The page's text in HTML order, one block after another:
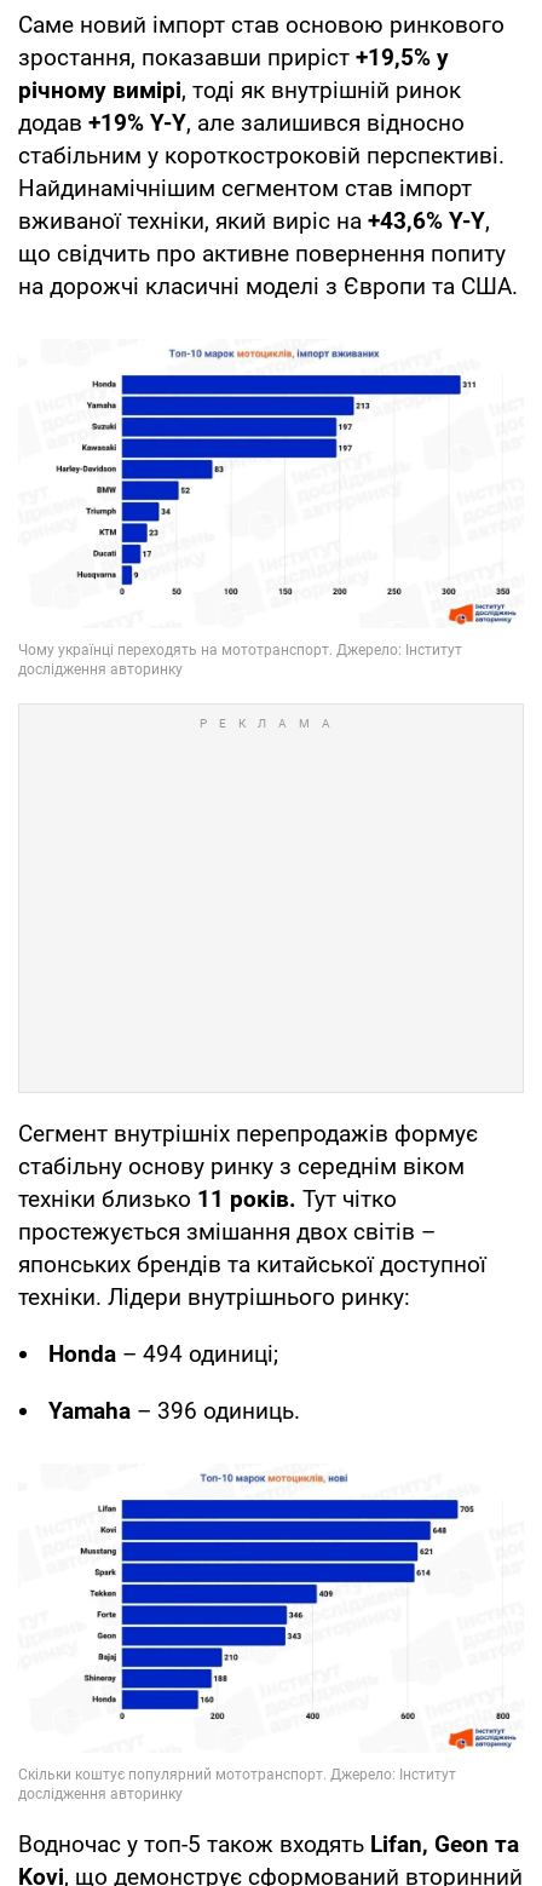
Саме новий імпорт став основою ринкового
зростання, показавши приріст +19,5% у
річному вимірі, тоді як внутрішній ринок
додав +19% Y-Y, але залишився відносно
стабільним у короткостроковій перспективі.
Найдинамічнішим сегментом став імпорт
вживаної техніки, який виріс на +43,6% Y-Y,
що свідчить про активне повернення попиту
на дорожчі класичні моделі з Європи та США.
Сегмент внутрішніх перепродажів формує
стабільну основу ринку з середнім віком
техніки близько 11 років. Тут чітко
простежується змішання двох світів –
японських брендів та китайської доступної
техніки. Лідери внутрішнього ринку:
Honda – 494 одиниці;
Yamaha – 396 одиниць.
Водночас у топ-5 також входять Lifan, Geon та
Kovi, що демонструє сформований вторинний